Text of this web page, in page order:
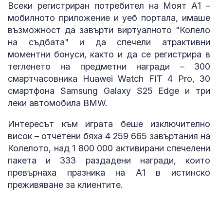
Всеки регистриран потребител на Моят А1 –
мобилното приложение и уеб портала, имаше
възможност да завърти виртуалното "Колело
на съдбата" и да спечели атрактивни
моментни бонуси, както и да се регистрира в
тегленето на предметни награди – 300
смартчасовника Huawei Watch FIT 4 Pro, 30
смартфона Samsung Galaxy S25 Edge и три
леки автомобила BMW.
Интересът към играта беше изключително
висок – отчетени бяха 4 259 665 завъртания на
Колелото, над 1 800 000 активирани спечелени
пакета и 333 раздадени награди, които
превърнаха празника на А1 в истинско
преживяване за клиентите.